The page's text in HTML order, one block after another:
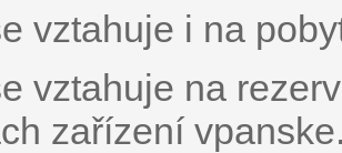
vztahuje i na
vztahuje na
zařízení